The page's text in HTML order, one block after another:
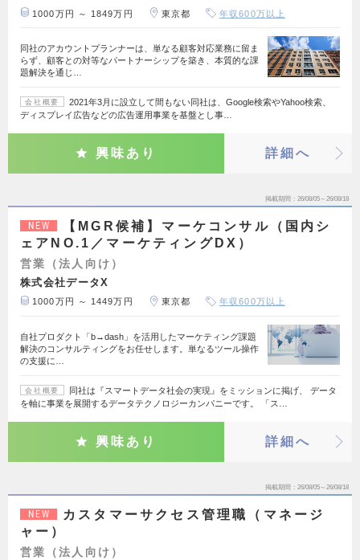
1000万円 ～ 1849万円 東京都 年収600万以上
同社のアカウントプランナーは、単なる顧客対応業務に留ま
らず、顧客との対等なパートナーシップを築き、本質的な課
題解決を通じ…
会社概要
2021年3月に設立して間もない同社は、Google検索やYahoo検索、
ディスプレイ広告などの広告運用事業を基盤とし事…
興味あり 詳細へ
掲載期間 26/08/05～26/08/18
NEW
【MGR候補】マーケコンサル（国内シ
ェアNO.1／マーケティングDX）
営業（法人向け）
株式会社データX
1000万円 ～ 1449万円 東京都 年収600万以上
自社プロダクト「b→dash」を活用したマーケティング課題
解決のコンサルティングをお任せします。単なるツール操作
の支援に…
会社概要
同社は『スマートデータ社会の実現』をミッションに掲げ、 データ
を軸に事業を展開するデータテクノロジーカンパニーです。 「ス…
興味あり 詳細へ
掲載期間 26/08/05～26/08/18
NEW
カスタマーサクセス管理職（マネージ
ャー）
営業（法人向け）